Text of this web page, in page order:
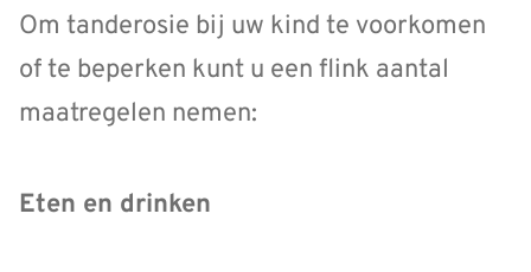
Om tanderosie bij uw kind te voorkomen
of te beperken kunt u een flink aantal
maatregelen nemen:
Eten en drinken